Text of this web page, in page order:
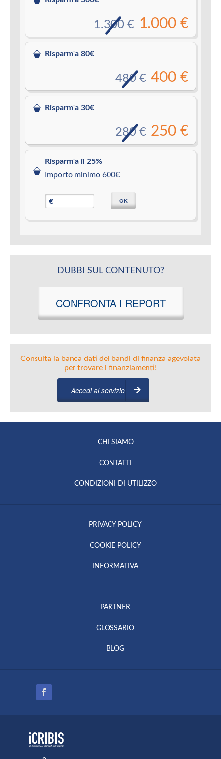
1.000 €
1.300 €
Risparmia 80€
400 €
480 €
Risparmia 30€
250 €
280 €
Risparmia il 25%
Importo minimo 600€
€ OK
DUBBI SUL CONTENUTO?
CONFRONTA I REPORT
Consulta la banca dati dei bandi di finanza agevolata
per trovare i finanziamenti!
Accedi al servizio
CHI SIAMO
CONTATTI
CONDIZIONI DI UTILIZZO
PRIVACY POLICY
COOKIE POLICY
INFORMATIVA
PARTNER
GLOSSARIO
BLOG